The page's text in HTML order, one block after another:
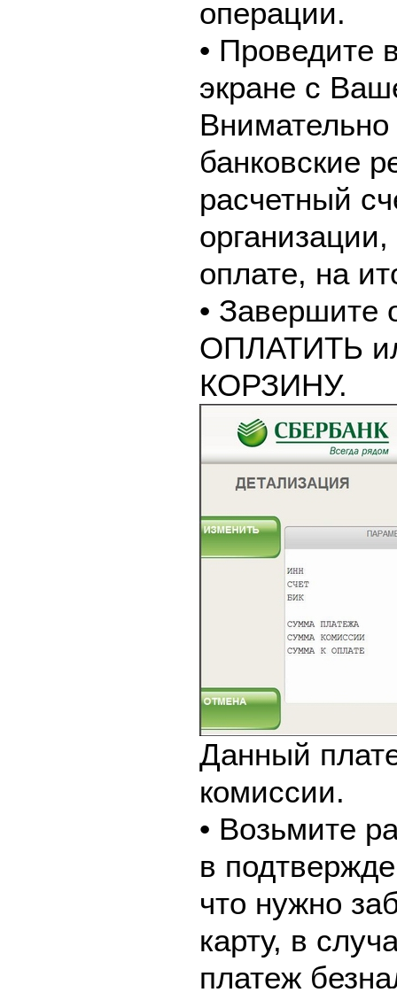
операции.
• Проведите
экране с
банковские
расчетный
оплате, на
• Завершите
ОПЛАТИТЬ
КОРЗИНУ.
Данный
комиссии.
• Возьмите
в
что нужно
карту, в
платеж